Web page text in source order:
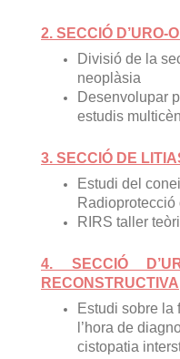
2. SECCIÓ D’URO-
Divisió de la
neoplàsia
Desenvolupar
estudis
3. SECCIÓ DE
Estudi del
RIRS taller
4. SECCIÓ
RECONSTRUCTIVA
Estudi sobre la
l’hora de
cistopatia